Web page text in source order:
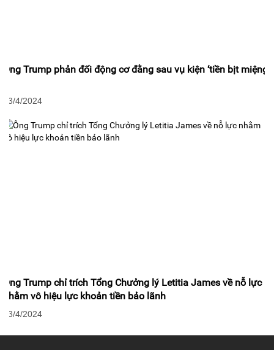
Ông Trump phản đối động cơ đằng sau vụ kiện ‘tiền bịt miệng’
23/4/2024
Ông Trump chỉ trích Tổng Chưởng lý Letitia James về nỗ lực
nhằm vô hiệu lực khoản tiền bảo lãnh
23/4/2024